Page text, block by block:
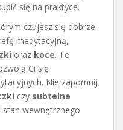
się na praktyce.
czujesz się dobrze.
medytacyjną,
oraz koce. Te
Ci się
Nie zapomnij
czy subtelne
wewnętrznego